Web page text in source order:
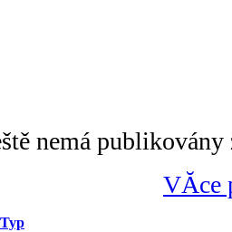
nemá publikovány
VĂ­ce
Typ